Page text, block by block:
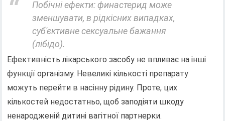
Побічні ефекти: финастерид може
зменшувати, в рідкісних випадках,
суб'єктивне сексуальне бажання
(лібідо).
Ефективність лікарського засобу не впливає на інші
функції організму. Невеликі кількості препарату
можуть перейти в насінну рідину. Проте, цих
кількостей недостатньо, щоб заподіяти шкоду
ненародженій дитині вагітної партнерки.